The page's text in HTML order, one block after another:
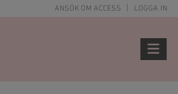
ANSÖK OM ACCESS LOGGA IN
Toggle